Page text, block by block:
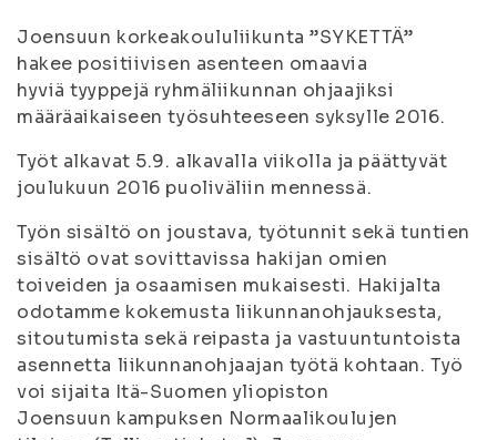
Joensuun korkeakoululiikunta ”SYKETTÄ”
hakee positiivisen asenteen omaavia
hyviä tyyppejä ryhmäliikunnan ohjaajiksi
määräaikaiseen työsuhteeseen syksylle 2016.
Työt alkavat 5.9. alkavalla viikolla ja päättyvät
joulukuun 2016 puoliväliin mennessä.
Työn sisältö on joustava, työtunnit sekä tuntien
sisältö ovat sovittavissa hakijan omien
toiveiden ja osaamisen mukaisesti. Hakijalta
odotamme kokemusta liikunnanohjauksesta,
sitoutumista sekä reipasta ja vastuuntuntoista
asennetta liikunnanohjaajan työtä kohtaan. Työ
voi sijaita Itä-Suomen yliopiston
Joensuun kampuksen Normaalikoulujen